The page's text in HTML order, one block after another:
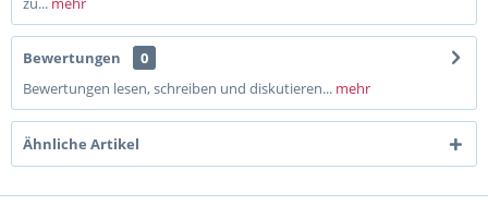
Bewertungen
0
Bewertungen lesen, schreiben und diskutieren... mehr
Ähnliche Artikel